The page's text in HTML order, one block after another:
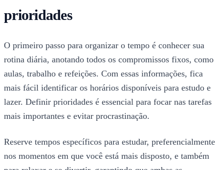
prioridades
O primeiro passo para organizar o tempo é conhecer sua
rotina diária, anotando todos os compromissos fixos, como
aulas, trabalho e refeições. Com essas informações, fica
mais fácil identificar os horários disponíveis para estudo e
lazer. Definir prioridades é essencial para focar nas tarefas
mais importantes e evitar procrastinação.
Reserve tempos específicos para estudar, preferencialmente
nos momentos em que você está mais disposto, e também